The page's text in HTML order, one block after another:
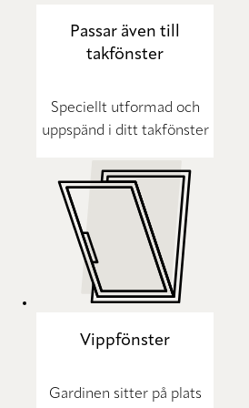
Passar även till
takfönster
Speciellt utformad och
uppspänd i ditt takfönster
Vippfönster
Gardinen sitter på plats